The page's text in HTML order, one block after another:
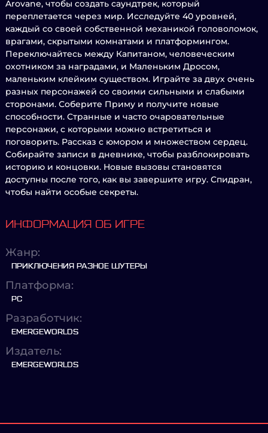
Arovane, чтобы создать саундтрек, который
переплетается через мир. Исследуйте 40 уровней,
каждый со своей собственной механикой головоломок,
врагами, скрытыми комнатами и платформингом.
Переключайтесь между Капитаном, человеческим
охотником за наградами, и Маленьким Дросом,
маленьким клейким существом. Играйте за двух очень
разных персонажей со своими сильными и слабыми
сторонами. Соберите Приму и получите новые
способности. Странные и часто очаровательные
персонажи, с которыми можно встретиться и
поговорить. Рассказ с юмором и множеством сердец.
Собирайте записи в дневнике, чтобы разблокировать
историю и концовки. Новые вызовы становятся
доступны после того, как вы завершите игру. Спидран,
чтобы найти особые секреты.
ИНФОРМАЦИЯ ОБ ИГРЕ
Жанр:
ПРИКЛЮЧЕНИЯ РАЗНОЕ ШУТЕРЫ
Платформа:
PC
Разработчик:
EMERGEWORLDS
Издатель:
EMERGEWORLDS